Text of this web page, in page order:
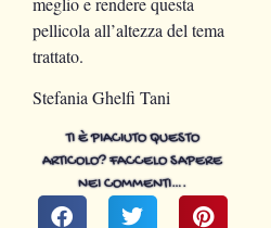
TI È PIACIUTO QUESTO
ARTICOLO? FACCELO SAPERE
NEI COMMENTI….
pellicola all’altezza del tema
trattato.
Stefania Ghelfi Tani